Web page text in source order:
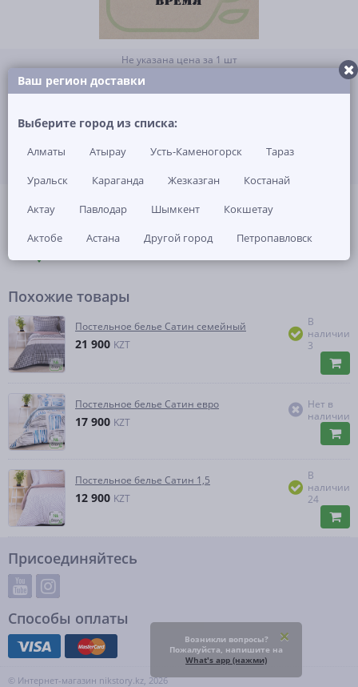
Не указана цена за 1 шт
ОТЗЫВЫ И ВОПРОСЫ НАЛИЧИЕ В МАГАЗИНАХ
Похожие товары
Постельное белье Сатин семейный
21 900 KZT
В
наличии
3
Постельное белье Сатин евро
17 900 KZT
Нет в
наличии
Постельное белье Сатин 1,5
12 900 KZT
В
наличии
24
Присоединяйтесь
Способы оплаты
© Интернет-магазин nikstory.kz, 2026
Ваш регион доставки
Выберите город из списка:
Алматы Атырау Усть-Каменогорск
Тараз
Уральск
Караганда Жезказган
Костанай
Актау
Павлодар Шымкент
Кокшетау
Актобе
Астана Другой город Петропавловск
Возникли вопросы?
Пожалуйста, напишите на
What's app (нажми)